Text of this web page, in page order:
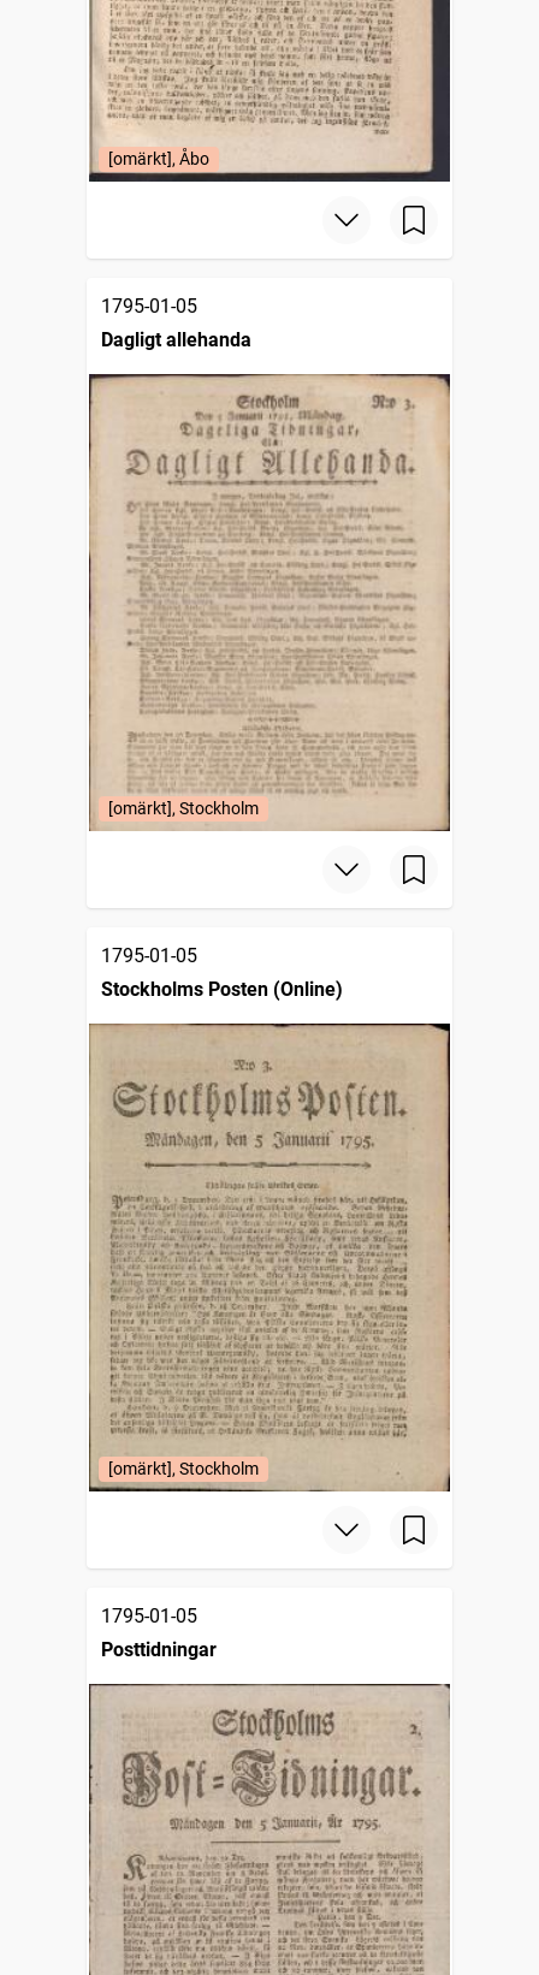
[omärkt], Åbo
1795-01-05
Dagligt allehanda
[omärkt], Stockholm
1795-01-05
Stockholms Posten (Online)
[omärkt], Stockholm
1795-01-05
Posttidningar